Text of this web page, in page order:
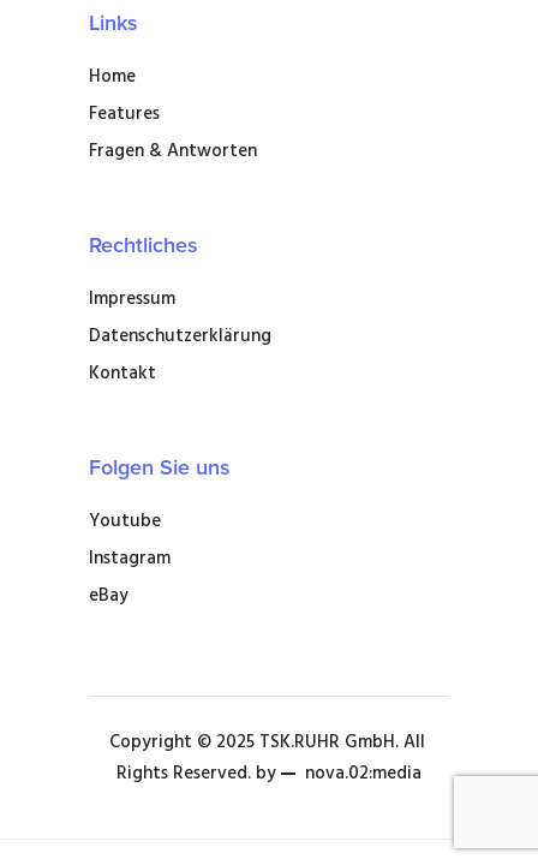
Links
Home
Features
Fragen & Antworten
Rechtliches
Impressum
Datenschutzerklärung
Kontakt
Folgen Sie uns
Youtube
Instagram
eBay
Copyright © 2025 TSK.RUHR GmbH. All
Rights Reserved. by
nova.02:media